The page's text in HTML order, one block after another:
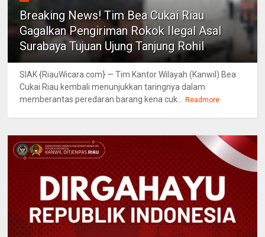
Breaking News! Tim Bea Cukai Riau
Gagalkan Pengiriman Rokok Ilegal Asal
Surabaya Tujuan Ujung Tanjung Rohil
SIAK {RiauWicara.com} — Tim Kantor Wilayah (Kanwil) Bea
Cukai Riau kembali menunjukkan taringnya dalam
memberantas peredaran barang kena cuk...
Readmore